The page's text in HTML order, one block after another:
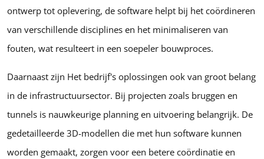
ontwerp tot oplevering, de software helpt bij het coördineren
van verschillende disciplines en het minimaliseren van
fouten, wat resulteert in een soepeler bouwproces.
Daarnaast zijn Het bedrijf's oplossingen ook van groot belang
in de infrastructuursector. Bij projecten zoals bruggen en
tunnels is nauwkeurige planning en uitvoering belangrijk. De
gedetailleerde 3D-modellen die met hun software kunnen
worden gemaakt, zorgen voor een betere coördinatie en